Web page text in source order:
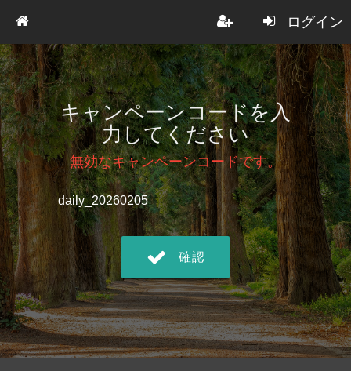
ログイン
キャンペーンコードを入
力してください
無効なキャンペーンコードです。
確認